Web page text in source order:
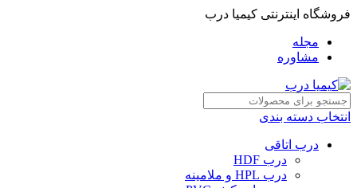
فروشگاه اینترنتی کیمیا درب
مجله
مشاوره
انتخاب دسته بندی
درب اتاقی
درب HDF
درب HPL و ملامینه